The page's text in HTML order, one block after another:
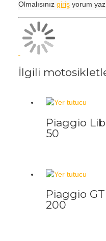
Olmalısınız girişyorum
İlgili
Piaggio
50
Piaggio GT
200